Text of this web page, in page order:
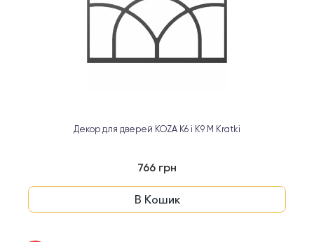
Декор для дверей KOZA K6 і K9 M Kratki
766 грн
В Кошик